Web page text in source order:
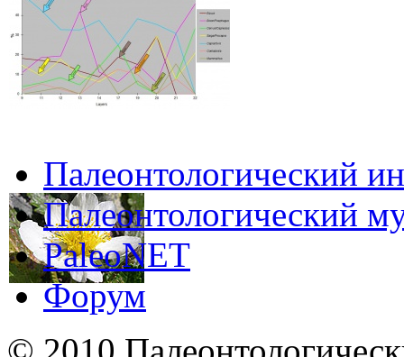
Палеонтологический
Палеонтологический
PaleoNET
Форум